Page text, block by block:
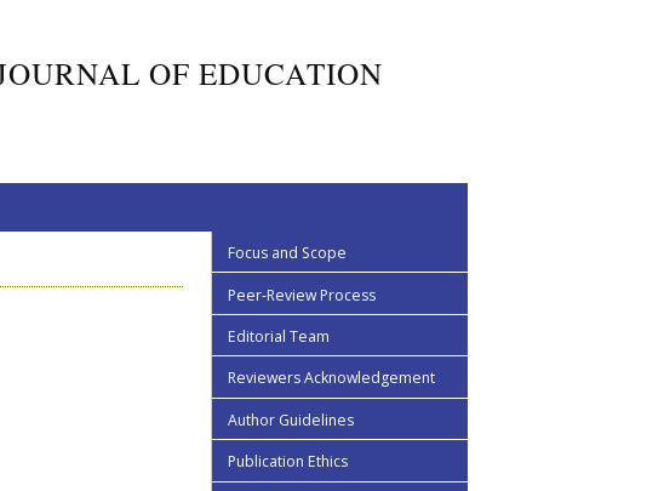
OF EDUCATION
Focus and Scope
Peer-Review Process
Editorial Team
Reviewers Acknowledgement
Author Guidelines
Publication Ethics